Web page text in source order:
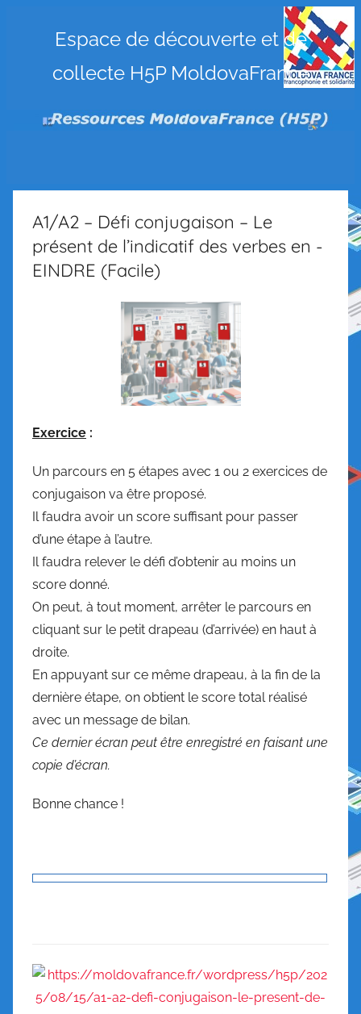
Ressources
MoldovaFrance
(H5P)
Espace de découverte et de
collecte H5P MoldovaFrance
A1/A2 – Défi conjugaison – Le
présent de l’indicatif des verbes en -
EINDRE (Facile)
Exercice :
Un parcours en 5 étapes avec 1 ou 2 exercices de
conjugaison va être proposé.
Il faudra avoir un score suffisant pour passer
d’une étape à l’autre.
Il faudra relever le défi d’obtenir au moins un
score donné.
On peut, à tout moment, arrêter le parcours en
cliquant sur le petit drapeau (d’arrivée) en haut à
droite.
En appuyant sur ce même drapeau, à la fin de la
dernière étape, on obtient le score total réalisé
avec un message de bilan.
Ce dernier écran peut être enregistré en faisant une
copie d’écran.
Bonne chance !